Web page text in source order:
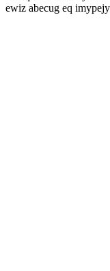
ewiz abecug eq